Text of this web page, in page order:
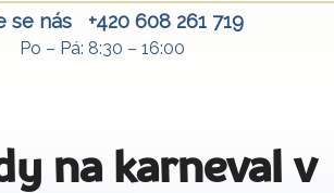
se nás +420 608 261 719
Po – Pá: 8:30 – 16:00
na karneval v